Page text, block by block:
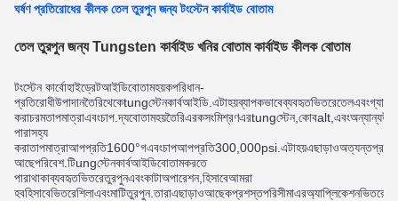
ঘর্ষণ প্রতিরোধের কীলক তেল তুরপুন জন্য টংস্টেন কার্বাইড বোতাম
তেল তুরপুন জন্য Tungsten কার্বাইড খনির বোতাম কার্বাইড কীলক বোতাম
টংস্টেন কার্বোহাইড্রেটআইডিবোতামহয়কপরিধান-
প্রতিরোধীউপাদানতৈরিথেকেtungস্টেনকার্বআইডি এটাহয়ব্যাপকভাবেব্যবহৃতভিতরেতেলএবংগ্যাস
করাচরমতাপমাত্রাএবংচাপ.দ্যবোতামহয়তৈরিএরকসংমিশ্রণএরtungস্টেন,কোবalt এবংঅন্যান্য
পারাসহ্য
করাতাপমাত্রাআপপ্রতি1600°গএবংচাপআপপ্রতি300 000psi এটাহয়এছাড়াওঅত্যন্ত
আছেপরিবেশ.টিungস্টেনকার্বআইডিবোতামকরতে
পারাথাকাব্যবহৃতভিতরেতুরপুনএবংকাটাঅপারেশন,হিসাবেআমরা
হবহিসাবেভিতরেশিলাএবংমাটিতুরপুন.তারাএছাড়াওআছেকপ্রশস্তপরিসীমাএরঅ্যাপ্লিকেশনভিতরে